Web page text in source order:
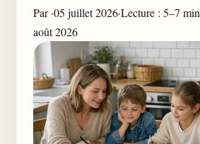
Par·05 juillet 2026·Lecture : 5–7 min
août 2026